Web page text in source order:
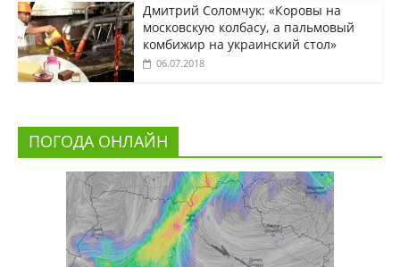
Дмитрий Соломчук: «Коровы на
московскую колбасу, а пальмовый
комбижир на украинский стол»
06.07.2018
ПОГОДА ОНЛАЙН